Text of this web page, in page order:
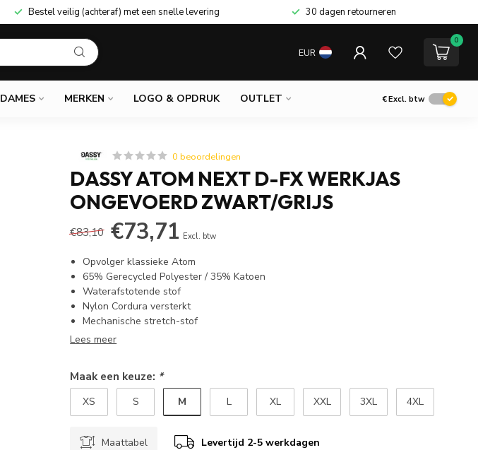
Bestel veilig (achteraf) met een snelle levering 30 dagen retourneren
EUR
0
DAMES MERKEN LOGO & OPDRUK OUTLET €Excl. btw
0 beoordelingen
DASSY ATOM NEXT D-FX WERKJAS
ONGEVOERD ZWART/GRIJS
€83,10 €73,71 Excl. btw
Opvolger klassieke Atom
65% Gerecycled Polyester / 35% Katoen
Waterafstotende stof
Nylon Cordura versterkt
Mechanische stretch-stof
Lees meer
Maak een keuze: *
XS S M L XL XXL 3XL 4XL
Maattabel Levertijd 2-5 werkdagen